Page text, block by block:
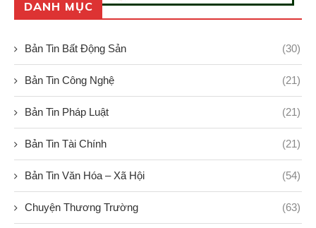
DANH MỤC
Bản Tin Bất Động Sản (30)
Bản Tin Công Nghệ (21)
Bản Tin Pháp Luật (21)
Bản Tin Tài Chính (21)
Bản Tin Văn Hóa – Xã Hội (54)
Chuyện Thương Trường (63)